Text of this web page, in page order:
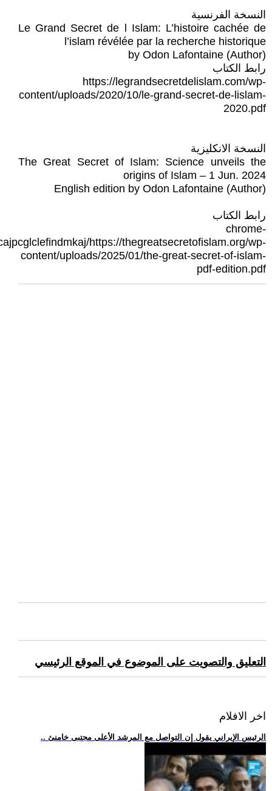
النسخة الفرنسية
Le Grand Secret de l Islam: L’histoire cachée de
l’islam révélée par la recherche historique
by Odon Lafontaine (Author)
رابط الكتاب
https://legrandsecretdelislam.com/wp-
content/uploads/2020/10/le-grand-secret-de-lislam-
2020.pdf
النسخة الانكليزية
The Great Secret of Islam: Science unveils the
origins of Islam – 1 Jun. 2024
English edition by Odon Lafontaine (Author)
رابط الكتاب
chrome-
https://thegreatsecretofislam.org/wp-
content/uploads/2025/01/the-great-secret-of-islam-
pdf-edition.pdf
التعليق والتصويت على الموضوع في الموقع الرئيسي
اخر الافلام
.. الرئيس الإيراني يقول إن التواصل مع المرشد الأعلى مجتبى خامنئ